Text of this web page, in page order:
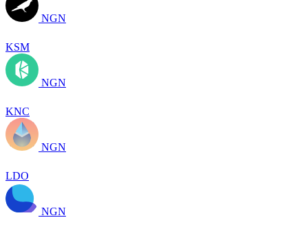
NGN
KSM
NGN
KNC
NGN
LDO
NGN